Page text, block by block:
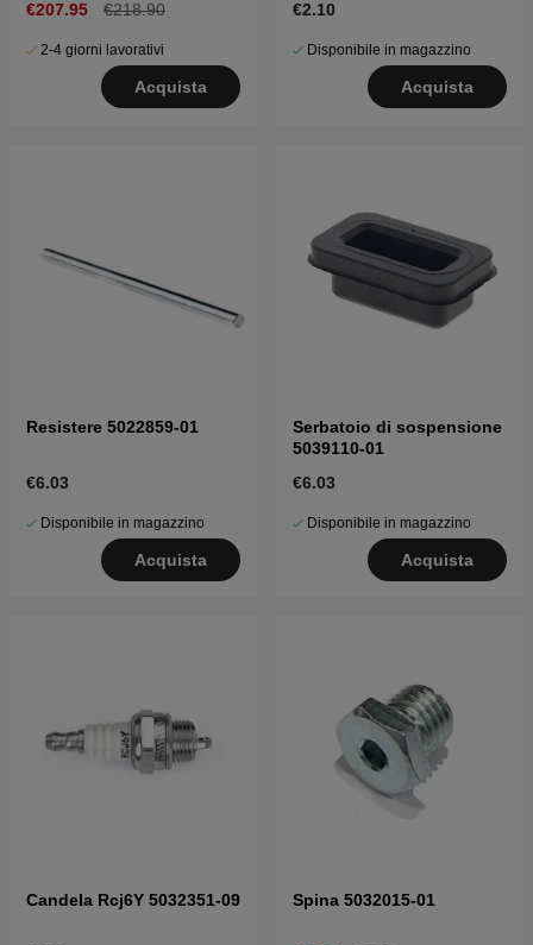
€207.95 €218.90
2-4 giorni lavorativi
Acquista
€2.10
Disponibile in magazzino
Acquista
Resistere 5022859-01
€6.03
Disponibile in magazzino
Acquista
Serbatoio di sospensione
5039110-01
€6.03
Disponibile in magazzino
Acquista
Candela Rcj6Y 5032351-09 Spina 5032015-01